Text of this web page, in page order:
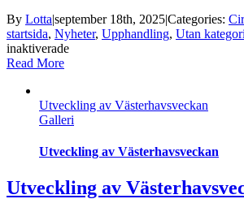
By Lotta|september 18th, 2025|Categories:
startsida, Nyheter, Upphandling, Utan kategori
inaktiveradeför
specifika
upphandlingar
Read More
Utveckling av Västerhavsveckan
Galleri
Utveckling av Västerhavsveckan
Utveckling av